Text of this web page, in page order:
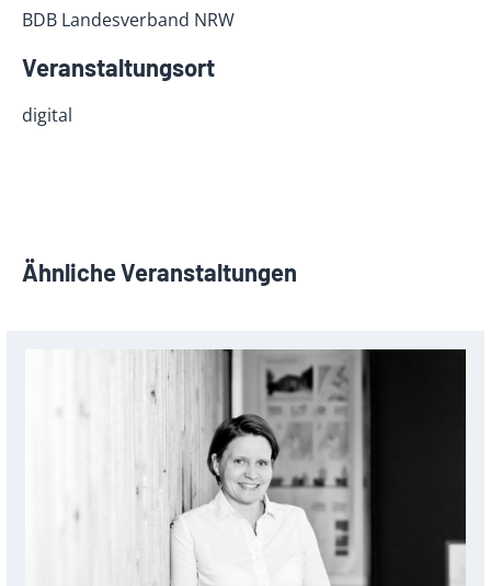
BDB Landesverband NRW
Veranstaltungsort
digital
Ähnliche Veranstaltungen